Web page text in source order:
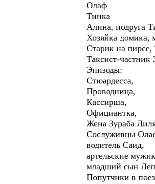
Олаф
Тинка
Алина, подруга
Хозяйка домика,
Старик на
Таксист-частник
Эпизоды:
Стюардесса,
Проводница,
Кассирша,
Официантка,
Жена Зураба
Сослуживцы
водитель Саид,
артельские
младший сын
Попутчики в